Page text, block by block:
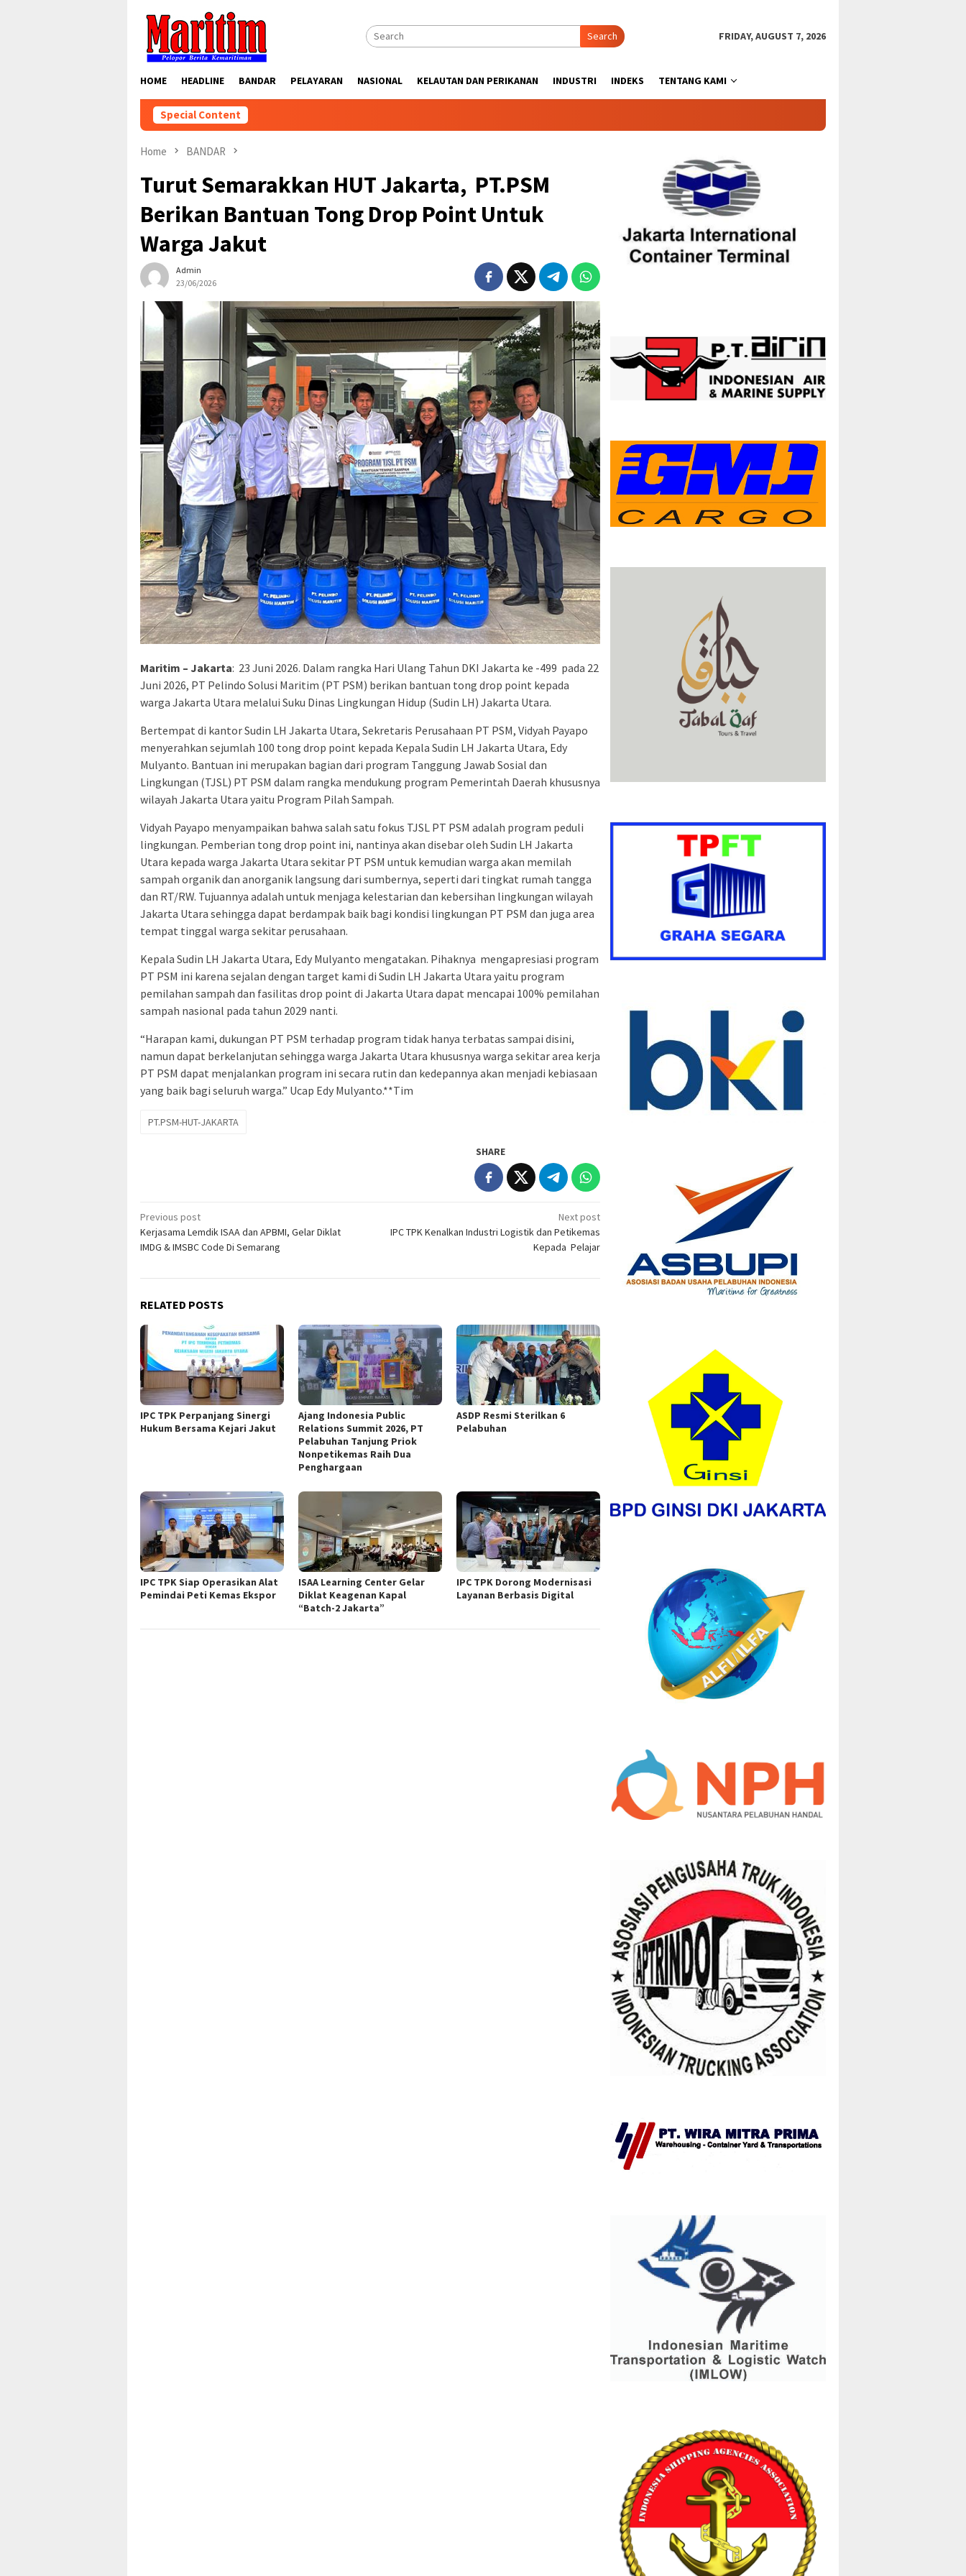
content
Search FRIDAY, AUGUST 7, 2026
HOME HEADLINE BANDAR PELAYARAN NASIONAL KELAUTAN DAN PERIKANAN INDUSTRI INDEKS TENTANG KAMI
Special Content
Home BANDAR
Turut Semarakkan HUT Jakarta, PT.PSM
Berikan Bantuan Tong Drop Point Untuk
Warga Jakut
Admin
23/06/2026
Maritim – Jakarta: 23 Juni 2026. Dalam rangka Hari Ulang Tahun DKI Jakarta ke -499 pada 22
Juni 2026, PT Pelindo Solusi Maritim (PT PSM) berikan bantuan tong drop point kepada
warga Jakarta Utara melalui Suku Dinas Lingkungan Hidup (Sudin LH) Jakarta Utara.
Bertempat di kantor Sudin LH Jakarta Utara, Sekretaris Perusahaan PT PSM, Vidyah Payapo
menyerahkan sejumlah 100 tong drop point kepada Kepala Sudin LH Jakarta Utara, Edy
Mulyanto. Bantuan ini merupakan bagian dari program Tanggung Jawab Sosial dan
Lingkungan (TJSL) PT PSM dalam rangka mendukung program Pemerintah Daerah khususnya
wilayah Jakarta Utara yaitu Program Pilah Sampah.
Vidyah Payapo menyampaikan bahwa salah satu fokus TJSL PT PSM adalah program peduli
lingkungan. Pemberian tong drop point ini, nantinya akan disebar oleh Sudin LH Jakarta
Utara kepada warga Jakarta Utara sekitar PT PSM untuk kemudian warga akan memilah
sampah organik dan anorganik langsung dari sumbernya, seperti dari tingkat rumah tangga
dan RT/RW. Tujuannya adalah untuk menjaga kelestarian dan kebersihan lingkungan wilayah
Jakarta Utara sehingga dapat berdampak baik bagi kondisi lingkungan PT PSM dan juga area
tempat tinggal warga sekitar perusahaan.
Kepala Sudin LH Jakarta Utara, Edy Mulyanto mengatakan. Pihaknya mengapresiasi program
PT PSM ini karena sejalan dengan target kami di Sudin LH Jakarta Utara yaitu program
pemilahan sampah dan fasilitas drop point di Jakarta Utara dapat mencapai 100% pemilahan
sampah nasional pada tahun 2029 nanti.
“Harapan kami, dukungan PT PSM terhadap program tidak hanya terbatas sampai disini,
namun dapat berkelanjutan sehingga warga Jakarta Utara khususnya warga sekitar area kerja
PT PSM dapat menjalankan program ini secara rutin dan kedepannya akan menjadi kebiasaan
yang baik bagi seluruh warga.” Ucap Edy Mulyanto.**Tim
PT.PSM-HUT-JAKARTA
SHARE
Post
navigation
Previous post
Kerjasama Lemdik ISAA dan APBMI, Gelar Diklat
IMDG & IMSBC Code Di Semarang
Next post
IPC TPK Kenalkan Industri Logistik dan Petikemas
Kepada Pelajar
RELATED POSTS
IPC TPK Perpanjang Sinergi
Hukum Bersama Kejari Jakut
Ajang Indonesia Public
Relations Summit 2026, PT
Pelabuhan Tanjung Priok
Nonpetikemas Raih Dua
Penghargaan
ASDP Resmi Sterilkan 6
Pelabuhan
IPC TPK Siap Operasikan Alat
Pemindai Peti Kemas Ekspor
ISAA Learning Center Gelar
Diklat Keagenan Kapal
“Batch-2 Jakarta”
IPC TPK Dorong Modernisasi
Layanan Berbasis Digital